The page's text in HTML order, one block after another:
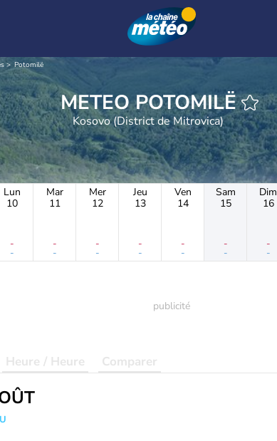
Potomilë
METEO POTOMILË
Kosovo (District de Mitrovica)
Lun
10
-
-
Mar
11
-
-
Mer
12
-
-
Jeu
13
-
-
Ven
14
-
-
Sam
15
-
-
Dim
16
-
-
Heure / Heure Comparer